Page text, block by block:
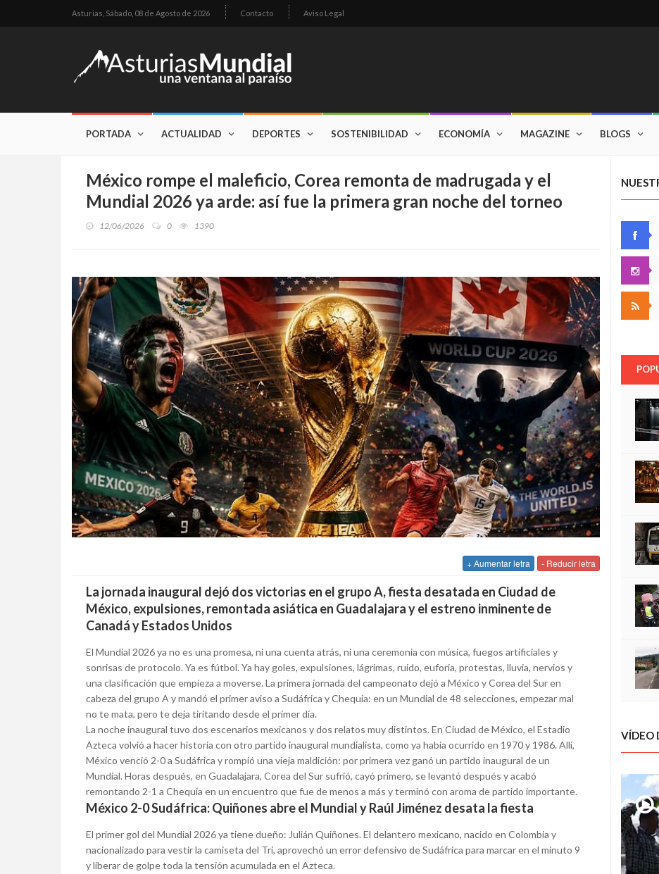
Asturias, Sábado, 08 de Agosto de 2026 Contacto Aviso Legal
PORTADA ACTUALIDAD DEPORTES SOSTENIBILIDAD ECONOMÍA MAGAZINE BLOGS
México rompe el maleficio, Corea remonta de madrugada y el
Mundial 2026 ya arde: así fue la primera gran noche del torneo
12/06/2026 0 1390
+ Aumentar letra - Reducir letra
La jornada inaugural dejó dos victorias en el grupo A, fiesta desatada en Ciudad de
México, expulsiones, remontada asiática en Guadalajara y el estreno inminente de
Canadá y Estados Unidos
El Mundial 2026 ya no es una promesa, ni una cuenta atrás, ni una ceremonia con música, fuegos artificiales y
sonrisas de protocolo. Ya es fútbol. Ya hay goles, expulsiones, lágrimas, ruido, euforia, protestas, lluvia, nervios y
una clasificación que empieza a moverse. La primera jornada del campeonato dejó a México y Corea del Sur en
cabeza del grupo A y mandó el primer aviso a Sudáfrica y Chequia: en un Mundial de 48 selecciones, empezar mal
no te mata, pero te deja tiritando desde el primer día.
La noche inaugural tuvo dos escenarios mexicanos y dos relatos muy distintos. En Ciudad de México, el Estadio
Azteca volvió a hacer historia con otro partido inaugural mundialista, como ya había ocurrido en 1970 y 1986. Allí,
México venció 2-0 a Sudáfrica y rompió una vieja maldición: por primera vez ganó un partido inaugural de un
Mundial. Horas después, en Guadalajara, Corea del Sur sufrió, cayó primero, se levantó después y acabó
remontando 2-1 a Chequia en un encuentro que fue de menos a más y terminó con aroma de partido importante.
México 2-0 Sudáfrica: Quiñones abre el Mundial y Raúl Jiménez desata la fiesta
El primer gol del Mundial 2026 ya tiene dueño: Julián Quiñones. El delantero mexicano, nacido en Colombia y
nacionalizado para vestir la camiseta del Tri, aprovechó un error defensivo de Sudáfrica para marcar en el minuto 9
y liberar de golpe toda la tensión acumulada en el Azteca.
VÍDEO